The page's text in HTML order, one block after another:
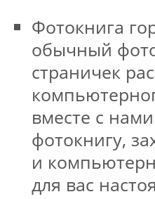
Фотокнига
обычный
страничек
вместе с
фотокнигу,
и
для вас